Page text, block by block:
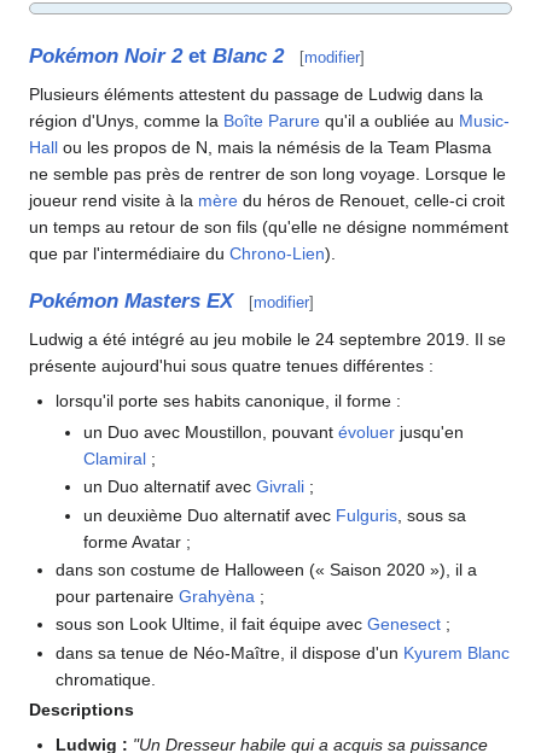
Pokémon Noir 2et Blanc 2 [modifier]
Plusieurs éléments attestent du passage de Ludwig dans la
région d'Unys, comme la Boîte Parure qu'il a oubliée au Music-
Hall ou les propos de N, mais la némésis de la Team Plasma
ne semble pas près de rentrer de son long voyage. Lorsque le
joueur rend visite à la mère du héros de Renouet, celle-ci croit
un temps au retour de son fils (qu'elle ne désigne nommément
que par l'intermédiaire du Chrono-Lien).
Pokémon Masters EX [modifier]
Ludwig a été intégré au jeu mobile le 24 septembre 2019. Il se
présente aujourd'hui sous quatre tenues différentes :
lorsqu'il porte ses habits canonique, il forme :
un Duo avec Moustillon, pouvant évoluerjusqu'en
Clamiral ;
un Duo alternatif avec Givrali ;
un deuxième Duo alternatif avec Fulguris, sous sa
forme Avatar ;
dans son costume de Halloween (« Saison 2020 »), il a
pour partenaireGrahyèna ;
sous son Look Ultime, il fait équipe avecGenesect ;
dans sa tenue de Néo-Maître, il dispose d'un Kyurem Blanc
chromatique.
Descriptions
Ludwig : "Un Dresseur habile qui a acquis sa puissance